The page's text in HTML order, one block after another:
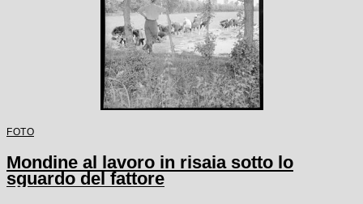
FOTO
Mondine al lavoro in risaia sotto lo
sguardo del fattore